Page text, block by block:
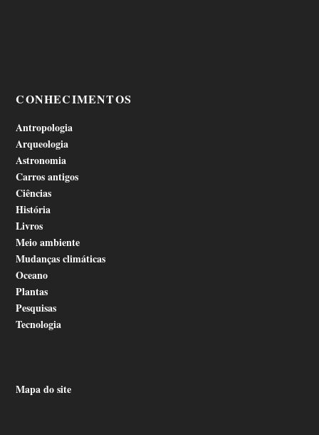
CONHECIMENTOS
Antropologia
Arqueologia
Astronomia
Carros antigos
Ciências
História
Livros
Meio ambiente
Mudanças climáticas
Oceano
Plantas
Pesquisas
Tecnologia
Mapa do site